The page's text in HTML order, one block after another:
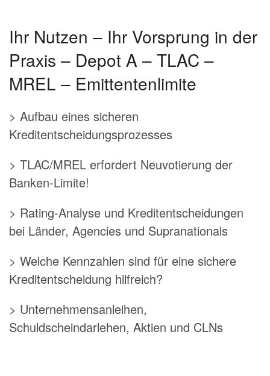
Ihr Nutzen – Ihr Vorsprung in der
Praxis – Depot A – TLAC –
MREL – Emittentenlimite
> Aufbau eines sicheren
Kreditentscheidungsprozesses
> TLAC/MREL erfordert Neuvotierung der
Banken-Limite!
> Rating-Analyse und Kreditentscheidungen
bei Länder, Agencies und Supranationals
> Welche Kennzahlen sind für eine sichere
Kreditentscheidung hilfreich?
> Unternehmensanleihen,
Schuldscheindarlehen, Aktien und CLNs